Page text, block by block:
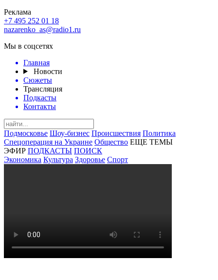
Реклама
+7 495 252 01 18
nazarenko_as@radio1.ru
Мы в соцсетях
Главная
Новости
Сюжеты
Трансляция
Подкасты
Контакты
Подмосковье Шоу-бизнес Происшествия Политика
Спецоперация на Украине Общество ЕЩЕ ТЕМЫ
ЭФИР ПОДКАСТЫ ПОИСК
Экономика Культура Здоровье Спорт